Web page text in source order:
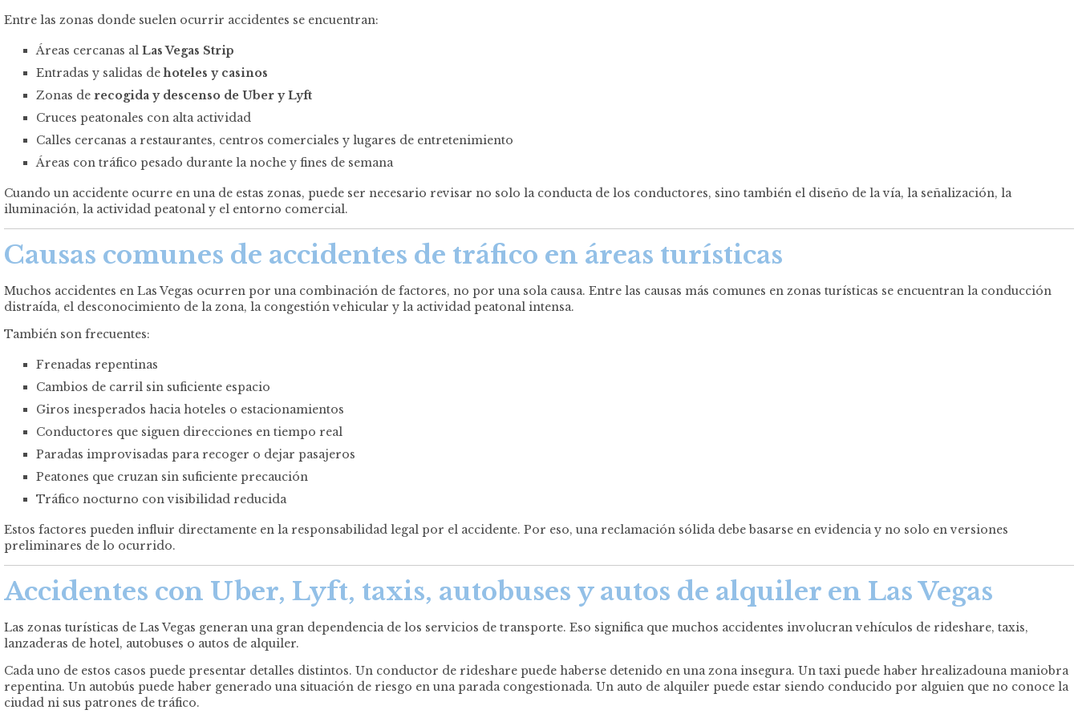
Entre las zonas donde suelen ocurrir accidentes se encuentran:
Áreas cercanas al Las Vegas Strip
Entradas y salidas dehoteles y casinos
Zonas de recogida y descenso de Uber y Lyft
Cruces peatonales con alta actividad
Calles cercanas a restaurantes, centros comerciales y lugares de entretenimiento
Áreas con tráfico pesado durante la noche y fines de semana
Cuando un accidente ocurre en una de estas zonas, puede ser necesario revisar no solo la conducta de los conductores, sino también el diseño de la vía, la señalización, la
iluminación, la actividad peatonal y el entorno comercial.
Causas comunes de accidentes de tráfico en áreas turísticas
Muchos accidentes en Las Vegas ocurren por una combinación de factores, no por una sola causa. Entre las causas más comunes en zonas turísticas se encuentran la conducción
distraída, el desconocimiento de la zona, la congestión vehicular y la actividad peatonal intensa.
También son frecuentes:
Frenadas repentinas
Cambios de carril sin suficiente espacio
Giros inesperados hacia hoteles o estacionamientos
Conductores que siguen direcciones en tiempo real
Paradas improvisadas para recoger o dejar pasajeros
Peatones que cruzan sin suficiente precaución
Tráfico nocturno con visibilidad reducida
Estos factores pueden influir directamente en la responsabilidad legal por el accidente. Por eso, una reclamación sólida debe basarse en evidencia y no solo en versiones
preliminares de lo ocurrido.
Accidentes con Uber, Lyft, taxis, autobuses y autos de alquiler en Las Vegas
Las zonas turísticas de Las Vegas generan una gran dependencia de los servicios de transporte. Eso significa que muchos accidentes involucran vehículos de rideshare, taxis,
lanzaderas de hotel, autobuses o autos de alquiler.
Cada uno de estos casos puede presentar detalles distintos. Un conductor de rideshare puede haberse detenido en una zona insegura. Un taxi puede haber hrealizadouna maniobra
repentina. Un autobús puede haber generado una situación de riesgo en una parada congestionada. Un auto de alquiler puede estar siendo conducido por alguien que no conoce la
ciudad ni sus patrones de tráfico.